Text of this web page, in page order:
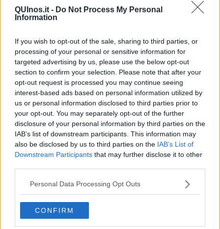
QUInos.it - Do Not Process My Personal
Information
If you wish to opt-out of the sale, sharing to third parties, or
processing of your personal or sensitive information for
targeted advertising by us, please use the below opt-out
section to confirm your selection. Please note that after your
opt-out request is processed you may continue seeing
interest-based ads based on personal information utilized by
us or personal information disclosed to third parties prior to
your opt-out. You may separately opt-out of the further
disclosure of your personal information by third parties on the
IAB’s list of downstream participants. This information may
also be disclosed by us to third parties on the IAB’s List of
Downstream Participants that may further disclose it to other
Personal Data Processing Opt Outs
CONFIRM
Orienta il tuo futuro, Alberghiero a Livorno
Studenti e inclusività, premiazione dei progetti
Università, il Career Day torna in presenza
Unistrasi in carcere per i detenuti
Un tesoro nella campagna toscana.
Scienziate scoprono nuovo liquido cerebrospinale
Firenze, Siena e Pisa al top degli Atenei italiani
Studenti toscani a scuola di stili di vita
Aumentano le borse per specializzandi in
Maratona toscana della ricerca con la Bright-
Night